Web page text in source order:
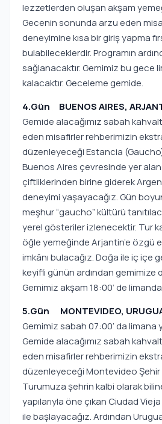
lezzetlerden oluşan akşam
Gecenin sonunda arzu eden
deneyimine kısa bir giriş yapma
bulabileceklerdir. Programın
sağlanacaktır. Gemimiz bu gece
kalacaktır. Geceleme gemide.
4.Gün BUENOS AIRES,
Gemide alacağımız sabah
eden misafirler rehberimizin
düzenleyeceği Estancia
Buenos Aires çevresinde yer
çiftliklerinden birine giderek
deneyimi yaşayacağız. Gün
meşhur “gaucho” kültürü
yerel gösteriler izlenecektir. Tur
öğle yemeğinde Arjantin’e özgü
imkânı bulacağız. Doğa ile iç içe
keyifli günün ardından gemimize
Gemimiz akşam 18:00’ de
5.Gün MONTEVIDEO,
Gemimiz sabah 07:00’ da limana
Gemide alacağımız sabah
eden misafirler rehberimizin
düzenleyeceği Montevideo Şehir
Turumuza şehrin kalbi olarak
yapılarıyla öne çıkan Ciudad
ile başlayacağız. Ardından